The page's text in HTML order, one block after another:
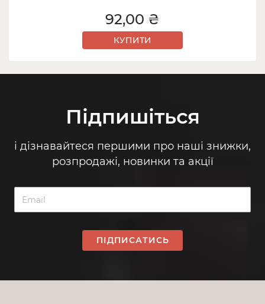
92,00 ₴
КУПИТИ
Підпишіться
і дізнавайтеся першими про наші знижки,
розпродажі, новинки та акції
ПІДПИСАТИСЬ